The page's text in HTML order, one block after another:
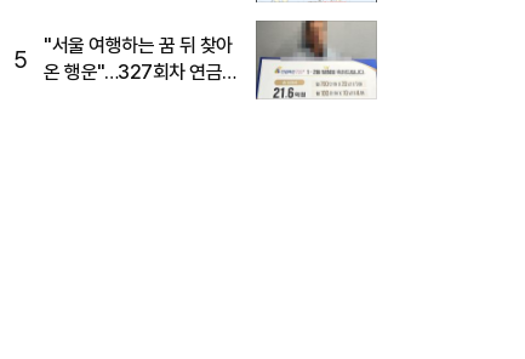
5
"서울 여행하는 꿈 뒤 찾아
온 행운"…327회차 연금